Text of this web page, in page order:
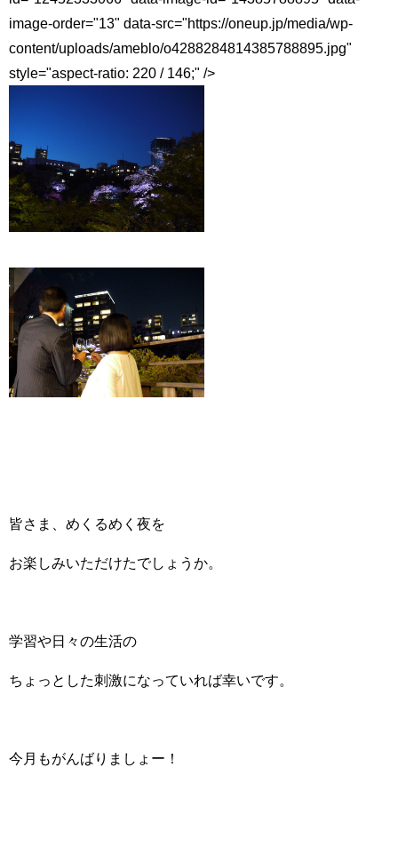
image-order="13" data-src="https://oneup.jp/media/wp-
content/uploads/ameblo/o4288284814385788895.jpg"
style="aspect-ratio: 220 / 146;" />
皆さま、めくるめく夜を
お楽しみいただけたでしょうか。
学習や日々の生活の
ちょっとした刺激になっていれば幸いです。
今月もがんばりましょー！